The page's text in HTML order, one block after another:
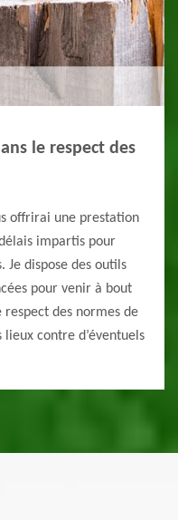
le respect des
offrirai une prestation
impartis pour
Je dispose des outils
pour venir à bout
des normes de
contre d’éventuels